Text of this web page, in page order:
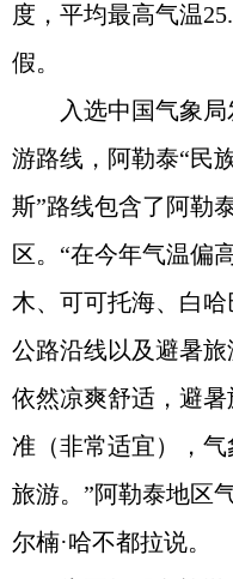
度，平均最高气温
假。
入选中国气象
游路线，阿勒泰“民
斯”路线包含了阿勒
区。“在今年气温偏
木、可可托海、白
公路沿线以及避暑
依然凉爽舒适，避
准（非常适宜），
旅游。”阿勒泰地区
尔楠·哈不都拉说。